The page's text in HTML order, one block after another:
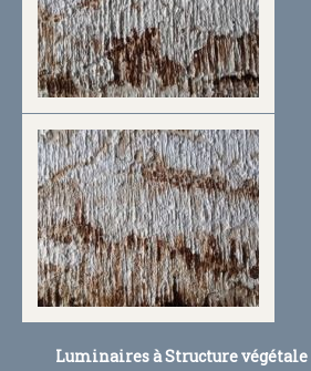
Luminaires à Structure végétale